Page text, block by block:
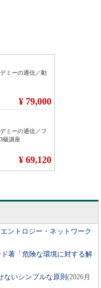
ントロジー・ネットワーク
著「危険な環境に対する解
いシンプルな原則 (2026月